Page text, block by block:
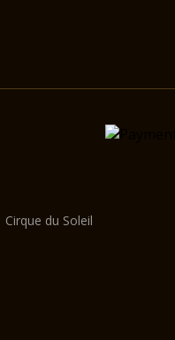
Cirque du Soleil